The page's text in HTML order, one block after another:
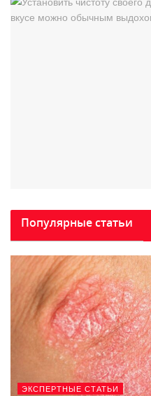
Популярные статьи
ЭКСПЕРТНЫЕ СТАТЬИ